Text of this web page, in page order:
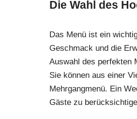
Die Wahl des
Das Menü ist ein
Geschmack und die
Auswahl des perfekten
Sie können aus einer
Mehrgangmenü. Ein
Gäste zu